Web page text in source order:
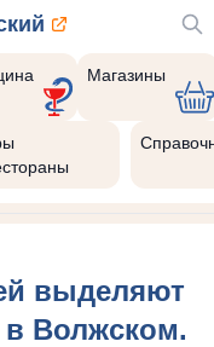
Магазины
выделяют
Волжском.